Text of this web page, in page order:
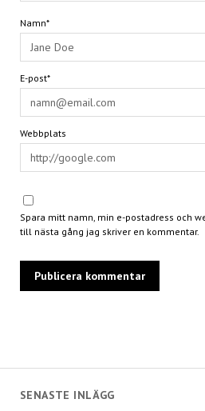
SENASTE INLÄGG
Namn*
E-post*
Webbplats
Spara mitt namn, min e-postadress och
till nästa gång jag skriver en kommentar.